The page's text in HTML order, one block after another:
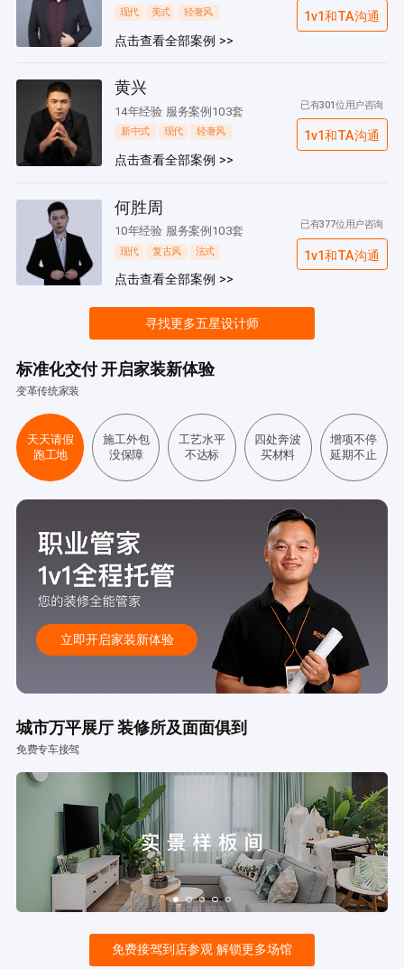
现代 美式 轻奢风
点击查看全部案例 >>
1v1和TA沟通
黄兴
14年经验 服务案例103套
新中式 现代 轻奢风
点击查看全部案例 >>
已有301位用户咨询
1v1和TA沟通
何胜周
10年经验 服务案例103套
现代 复古风 法式
点击查看全部案例 >>
已有377位用户咨询
1v1和TA沟通
寻找更多五星设计师
标准化交付 开启家装新体验
变革传统家装
天天请假
跑工地
施工外包
没保障
工艺水平
不达标
四处奔波
买材料
增项不停
延期不止
立即开启家装新体验
城市万平展厅 装修所及面面俱到
免费专车接驾
免费接驾到店参观 解锁更多场馆